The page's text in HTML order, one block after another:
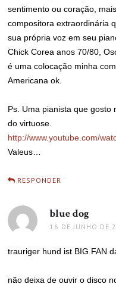
sentimento ou coração,
compositora extraordinária
sua própria voz em seu
Chick Corea anos 70/80,
é uma colocação minha
Americana ok.
Ps. Uma pianista que gosto
do virtuose.
http://www.youtube.com/
Valeus…
RESPONDER
blue dog
16 DE JUNHO DE
trauriger hund ist BIG FAN
não deixa de ouvir o disco